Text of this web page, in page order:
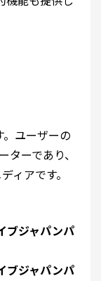
ユーザーの
ーであり、
ィアです。
ブジャパンパ